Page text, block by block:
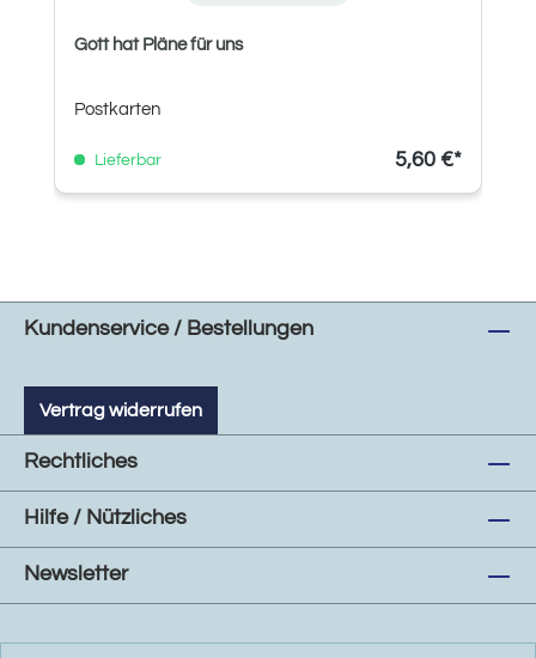
Gott hat Pläne für uns
Postkarten
Lieferbar 5,60 €*
Kundenservice / Bestellungen
Vertrag widerrufen
Rechtliches
Hilfe / Nützliches
Newsletter